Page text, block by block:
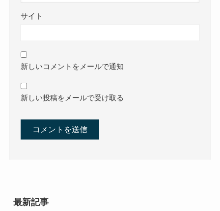
サイト
新しいコメントをメールで通知
新しい投稿をメールで受け取る
最新記事